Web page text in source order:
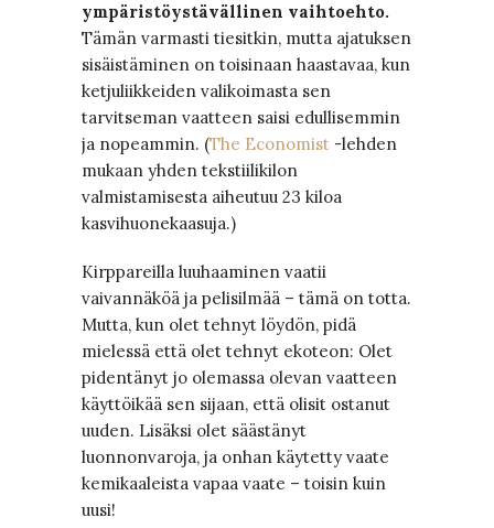
ympäristöystävällinen vaihtoehto.
Tämän varmasti tiesitkin, mutta ajatuksen
sisäistäminen on toisinaan haastavaa, kun
ketjuliikkeiden valikoimasta sen
tarvitseman vaatteen saisi edullisemmin
ja nopeammin. (The Economist -lehden
mukaan yhden tekstiilikilon
valmistamisesta aiheutuu 23 kiloa
kasvihuonekaasuja.)
Kirppareilla luuhaaminen vaatii
vaivannäköä ja pelisilmää – tämä on totta.
Mutta, kun olet tehnyt löydön, pidä
mielessä että olet tehnyt ekoteon: Olet
pidentänyt jo olemassa olevan vaatteen
käyttöikää sen sijaan, että olisit ostanut
uuden. Lisäksi olet säästänyt
luonnonvaroja, ja onhan käytetty vaate
kemikaaleista vapaa vaate – toisin kuin
uusi!